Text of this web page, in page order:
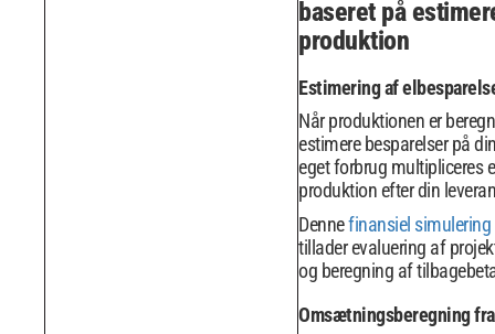
baseret på
produktion
Estimering af
Når produktionen er
estimere besparelser på
eget forbrug multipliceres
produktion efter din
Dennefinansiel simulering
tillader evaluering af
og beregning af
Omsætningsberegning